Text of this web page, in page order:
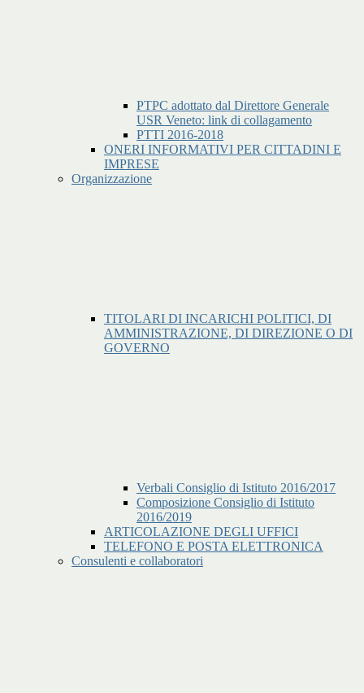
PTPC adottato dal Direttore Generale
USR Veneto: link di collagamento
PTTI 2016-2018
ONERI INFORMATIVI PER CITTADINI E
IMPRESE
Organizzazione
TITOLARI DI INCARICHI POLITICI, DI
AMMINISTRAZIONE, DI DIREZIONE O DI
GOVERNO
Verbali Consiglio di Istituto 2016/2017
Composizione Consiglio di Istituto
2016/2019
ARTICOLAZIONE DEGLI UFFICI
TELEFONO E POSTA ELETTRONICA
Consulenti e collaboratori